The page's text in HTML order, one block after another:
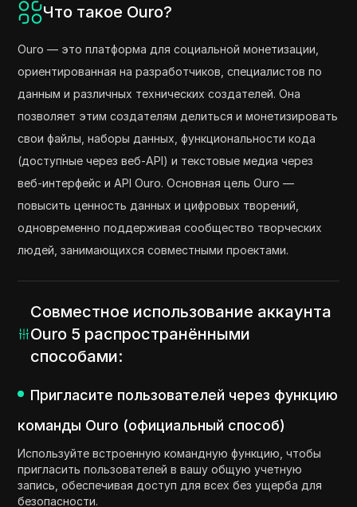
Что такое Ouro?
Ouro — это платформа для социальной монетизации,
ориентированная на разработчиков, специалистов по
данным и различных технических создателей. Она
позволяет этим создателям делиться и монетизировать
свои файлы, наборы данных, функциональности кода
(доступные через веб-API) и текстовые медиа через
веб-интерфейс и API Ouro. Основная цель Ouro —
повысить ценность данных и цифровых творений,
одновременно поддерживая сообщество творческих
людей, занимающихся совместными проектами.
Совместное использование аккаунта
Ouro 5 распространёнными
способами:
Пригласите пользователей через функцию
команды Ouro (официальный способ)
Используйте встроенную командную функцию, чтобы
пригласить пользователей в вашу общую учетную
запись, обеспечивая доступ для всех без ущерба для
безопасности.